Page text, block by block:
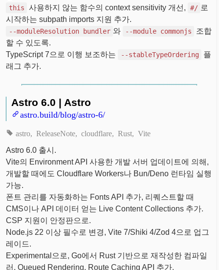
this 사용하지 않는 함수의 context sensitivity 개선, #/ 로
시작하는 subpath imports 지원 추가.
--moduleResolution bundler 와 --module commonjs
조합
할 수 있도록.
TypeScript 7으로 이행 보조하는
--stableTypeOrdering
플
래그 추가.
Astro 6.0 | Astro
astro.build/blog/astro-6/
astro ReleaseNote cloudflare Rust Vite
Astro 6.0 출시.
Vite의 Environment API 사용한 개발 서버 업데이트에 의해,
개발할 때에도 Cloudflare Workers나 Bun/Deno 런타임 실행
가능.
폰트 관리를 자동화하는 Fonts API 추가, 리퀘스트할 때
CMS이나 API 데이터 얻는 Live Content Collections 추가.
CSP 지원이 안정판으로.
Node.js 22 이상 필수로 변경, Vite 7/Shiki 4/Zod 4으로 업그
레이드.
Experimental으로, Go에서 Rust 기반으로 재작성한 컴파일
러, Queued Rendering, Route Caching API 추가.